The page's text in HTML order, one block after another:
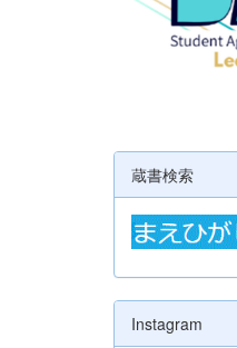
蔵書検索
Instagram